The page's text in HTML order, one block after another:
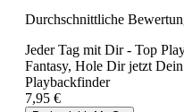
Durchschnittliche
Jeder Tag mit Dir - Top
Fantasy, Hole Dir jetzt
Playbackfinder
7,95 €